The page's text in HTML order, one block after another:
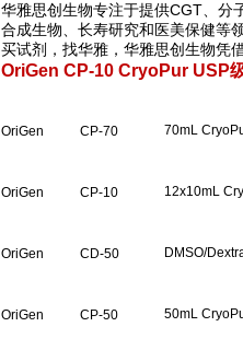
华雅思创生物专注于提供CGT、分
合成生物、长寿研究和医美保健等领
买试剂，找华雅，华雅思创生物凭
OriGen CP-10 CryoPur USP
OriGen CP-70 70mL
OriGen CP-10 12x10mL
OriGen CD-50 DMSO/
OriGen CP-50 50mL